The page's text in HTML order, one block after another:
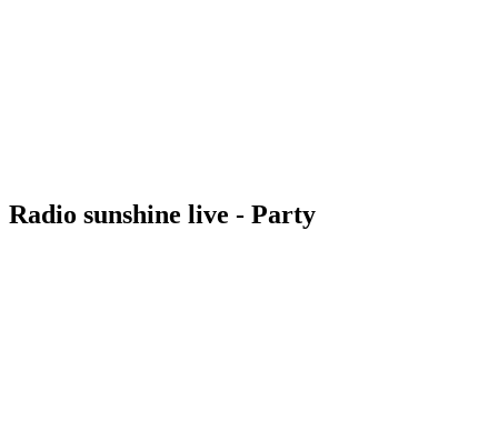
Radio sunshine live - Party